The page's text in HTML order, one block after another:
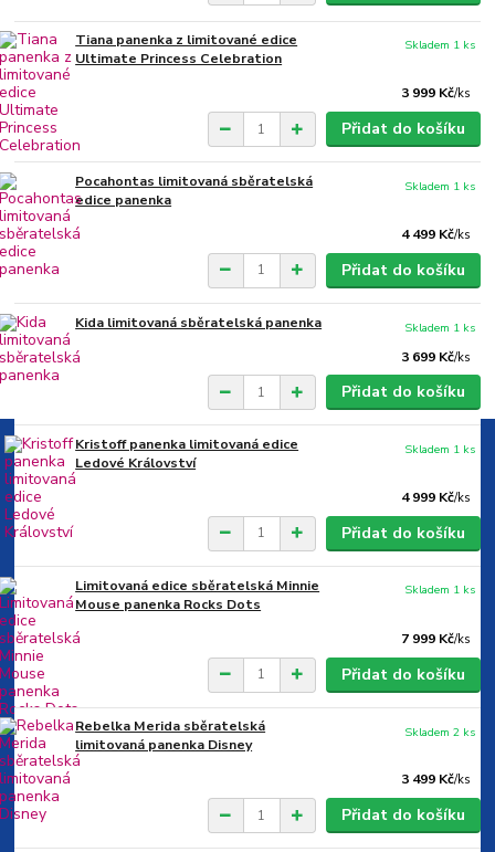
Tiana panenka z limitované edice
Ultimate Princess Celebration
3 999 Kč/ks
Skladem 1 ks
Přidat do košíku
Pocahontas limitovaná sběratelská
edice panenka
4 499 Kč/ks
Skladem 1 ks
Přidat do košíku
Kida limitovaná sběratelská panenka
3 699 Kč/ks
Skladem 1 ks
Přidat do košíku
Kristoff panenka limitovaná edice
Ledové Království
4 999 Kč/ks
Skladem 1 ks
Přidat do košíku
Limitovaná edice sběratelská Minnie
Mouse panenka Rocks Dots
7 999 Kč/ks
Skladem 1 ks
Přidat do košíku
Rebelka Merida sběratelská
limitovaná panenka Disney
3 499 Kč/ks
Skladem 2 ks
Přidat do košíku